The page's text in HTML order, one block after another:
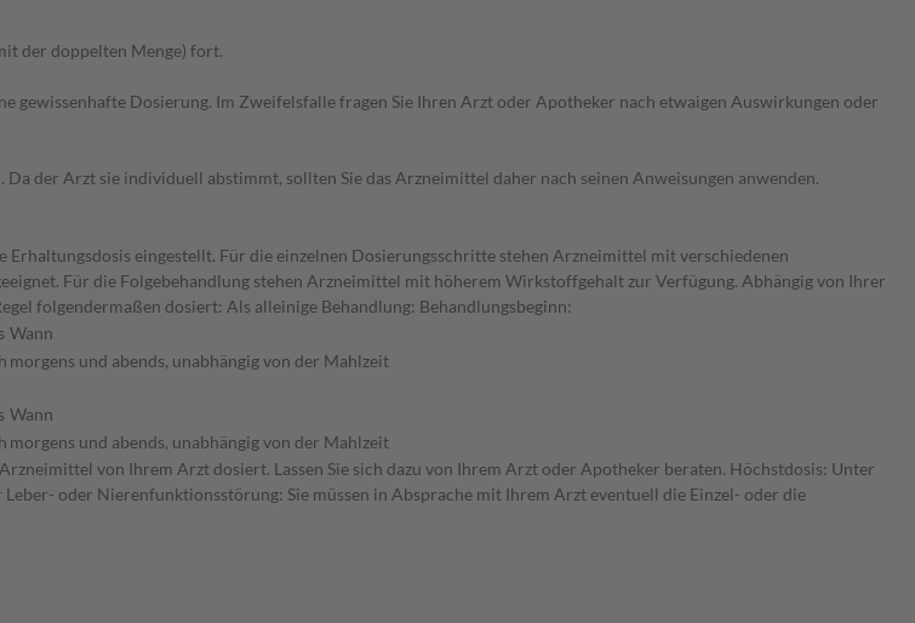
der doppelten Menge) fort.
gewissenhafte Dosierung. Im Zweifelsfalle fragen Sie Ihren Arzt oder Apotheker nach etwaigen Auswirkungen oder
der Arzt sie individuell abstimmt, sollten Sie das Arzneimittel daher nach seinen Anweisungen anwenden.
eingestellt. Für die einzelnen Dosierungsschritte stehen Arzneimittel mit verschiedenen
Für die Folgebehandlung stehen Arzneimittel mit höherem Wirkstoffgehalt zur Verfügung. Abhängig von Ihrer
folgendermaßen dosiert: Als alleinige Behandlung: Behandlungsbeginn:
Wann
morgens und abends, unabhängig von der Mahlzeit
Wann
morgens und abends, unabhängig von der Mahlzeit
von Ihrem Arzt dosiert. Lassen Sie sich dazu von Ihrem Arzt oder Apotheker beraten. Höchstdosis: Unter
oder Nierenfunktionsstörung: Sie müssen in Absprache mit Ihrem Arzt eventuell die Einzel- oder die